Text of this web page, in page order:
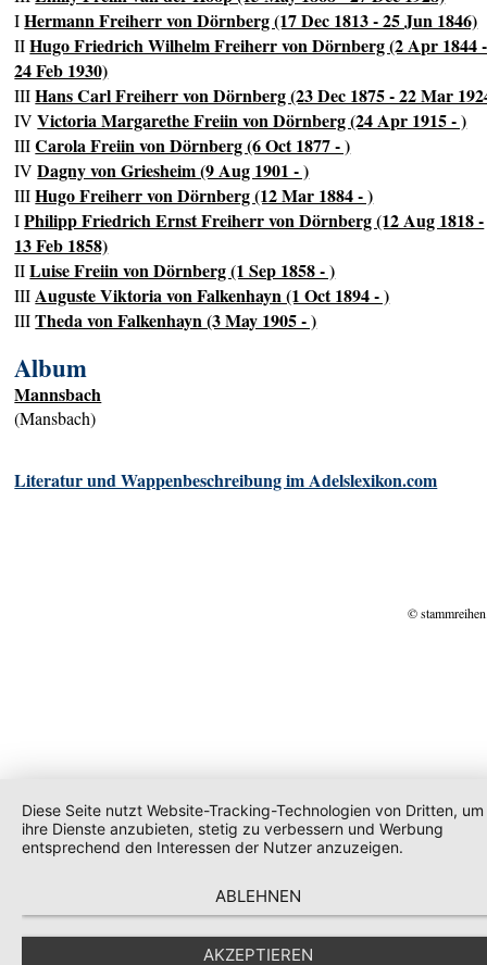
IHermann Freiherr von Dörnberg (17 Dec 1813 - 25 Jun 1846)
IIHugo Friedrich Wilhelm Freiherr von Dörnberg (2 Apr 1844 -
24 Feb 1930)
IIIHans Carl Freiherr von Dörnberg (23 Dec 1875 - 22 Mar
IVVictoria Margarethe Freiin von Dörnberg (24 Apr 1915 - )
IIICarola Freiin von Dörnberg (6 Oct 1877 - )
IVDagny von Griesheim (9 Aug 1901 - )
IIIHugo Freiherr von Dörnberg (12 Mar 1884 - )
IPhilipp Friedrich Ernst Freiherr von Dörnberg (12 Aug 1818 -
13 Feb 1858)
IILuise Freiin von Dörnberg (1 Sep 1858 - )
IIIAuguste Viktoria von Falkenhayn (1 Oct 1894 - )
IIITheda von Falkenhayn (3 May 1905 - )
Album
Mannsbach
(Mansbach)
Literatur und Wappenbeschreibung im Adelslexikon.com
©
Diese Seite nutzt Website-Tracking-Technologien von Dritten, um
ihre Dienste anzubieten, stetig zu verbessern und Werbung
entsprechend den Interessen der Nutzer anzuzeigen.
ABLEHNEN
AKZEPTIEREN